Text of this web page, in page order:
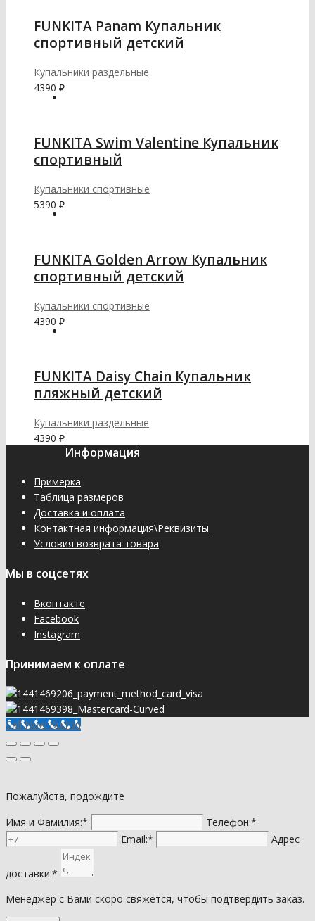
FUNKITA Panam Купальник
спортивный детский
Купальники раздельные
4390 ₽
FUNKITA Swim Valentine Купальник
спортивный
Купальники спортивные
5390 ₽
FUNKITA Golden Arrow Купальник
спортивный детский
Купальники спортивные
4390 ₽
FUNKITA Daisy Chain Купальник
пляжный детский
Купальники раздельные
4390 ₽
Информация
Примерка
Таблица размеров
Доставка и оплата
Контактная информация\Реквизиты
Условия возврата товара
Мы в соцсетях
Вконтакте
Facebook
Instagram
Принимаем к оплате
Call Now Button
Пожалуйста, подождите
Имя и Фамилия:*
Телефон:*
Email:*
Адрес
доставки:*
Менеджер с Вами скоро свяжется, чтобы подтвердить заказ.